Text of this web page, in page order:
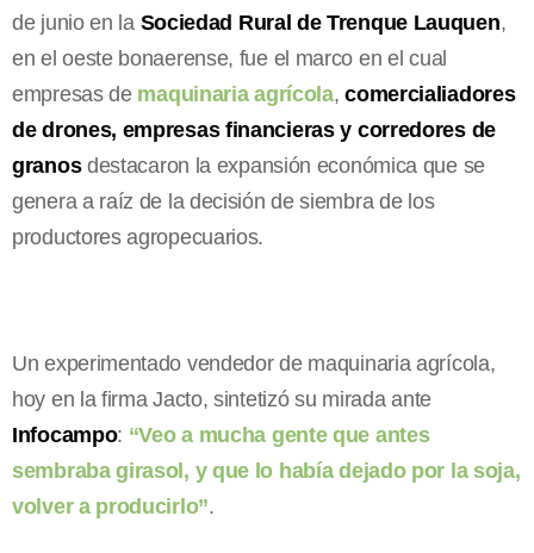
de junio en la Sociedad Rural de Trenque Lauquen,
en el oeste bonaerense, fue el marco en el cual
empresas de maquinaria agrícola,comercialiadores
de drones, empresas financieras y corredores de
granosdestacaron la expansión económica que se
genera a raíz de la decisión de siembra de los
productores agropecuarios.
Un experimentado vendedor de maquinaria agrícola,
hoy en la firma Jacto, sintetizó su mirada ante
Infocampo: “Veo a mucha gente que antes
sembraba girasol, y que lo había dejado por la soja,
volver a producirlo”.